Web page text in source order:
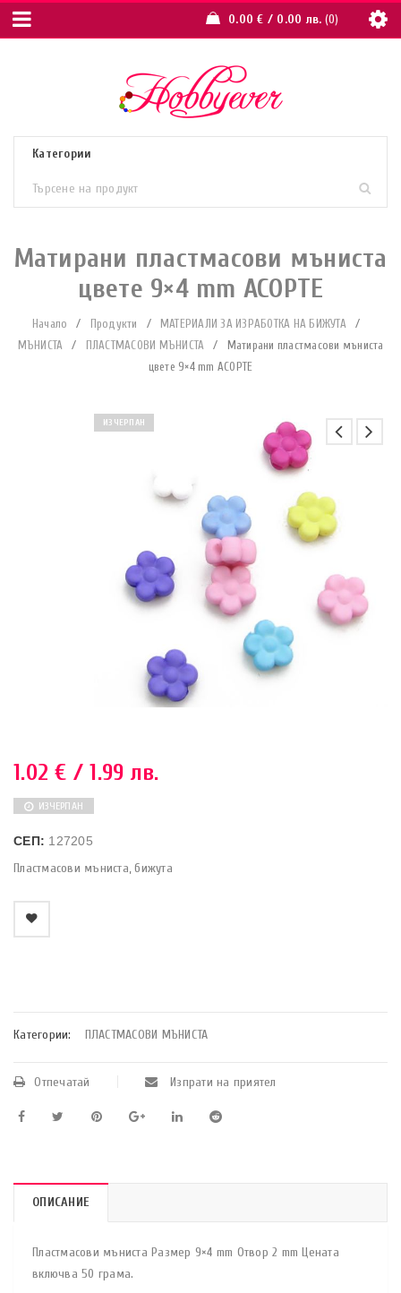
0.00€ / 0.00 лв. 0
Матирани пластмасови мъниста
цвете 9×4 mm АСОРТЕ
Начало / Продукти / МАТЕРИАЛИ ЗА ИЗРАБОТКА НА БИЖУТА
/
МЪНИСТА
/ ПЛАСТМАСОВИ МЪНИСТА /
Матирани пластмасови мъниста
цвете 9×4 mm АСОРТЕ
ИЗЧЕРПАН
1.02€ / 1.99 лв.
ИЗЧЕРПАН
СЕП: 127205
Пластмасови мъниста, бижута
Категории: ПЛАСТМАСОВИ МЪНИСТА
Отпечатай Изпрати на приятел
ОПИСАНИЕ
Пластмасови мъниста Размер 9×4 mm Отвор 2 mm Цената
включва 50 грама.